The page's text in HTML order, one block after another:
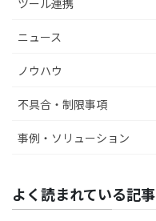
ニュース
ノウハウ
不具合・制限事項
事例・ソリューション
よく読まれている記事